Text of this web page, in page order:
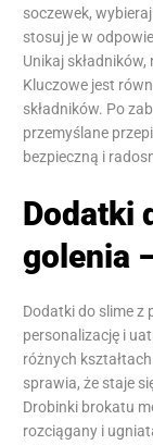
soczewek,
stosuj je w
Unikaj
Kluczowe jest
składników. Po
przemyślane
bezpieczną i
Dodatki
golenia
Dodatki do slime z
personalizację i
różnych
sprawia, że staje
Drobinki brokatu
rozciągany i